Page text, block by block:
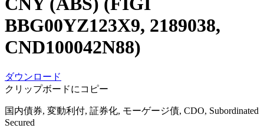
BBG00YZ123X9, 2189038,
CND100042N88)
ダウンロード
クリップボードにコピー
国内債券, 変動利付, 証券化, モーゲージ債, CDO, Subordinated
Secured